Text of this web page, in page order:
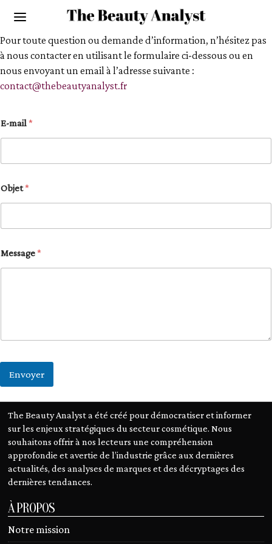
Pour toute question ou demande d’information, n’hésitez pas
à nous contacter en utilisant le formulaire ci-dessous ou en
nous envoyant un email à l’adresse suivante :
contact@thebeautyanalyst.fr
E-mail*
E
-
l
E
-
Objet*
Message*
Envoyer
The Beauty Analyst a été créé pour démocratiser et informer
sur les enjeux stratégiques du secteur cosmétique. Nous
souhaitons offrir à nos lecteurs une compréhension
approfondie et avertie de l’industrie grâce aux dernières
actualités, des analyses de marques et des décryptages des
dernières tendances.
À PROPOS
Notre mission